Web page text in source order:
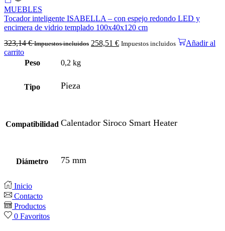
MUEBLES
Tocador inteligente ISABELLA – con espejo redondo LED y
encimera de vidrio templado 100x40x120 cm
323,14€ Impuestos incluidos 258,51 € Impuestos incluidos
Añadir al
carrito
Peso
0,2 kg
Tipo Pieza
Compatibilidad Calentador Siroco Smart Heater
Diámetro 75 mm
Inicio
Contacto
Productos
0 Favoritos